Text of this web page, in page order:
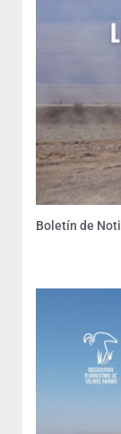
Boletín de